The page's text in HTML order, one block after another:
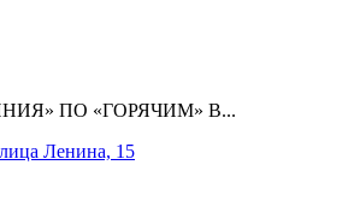
ПО «ГОРЯЧИМ» В...
Ленина, 15